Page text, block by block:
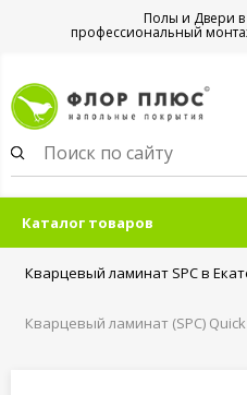
Полы и Двери в
профессиональный
Каталог товаров
Кварцевый ламинат SPC в
Кварцевый ламинат (SPC) Quick